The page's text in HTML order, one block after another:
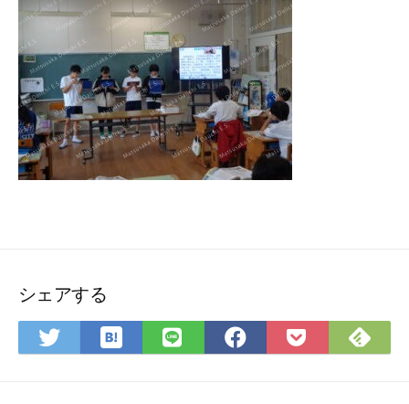
シェアする
Twitter
で
は
て
LINE
で
Facebook
で
Pocket
に
で